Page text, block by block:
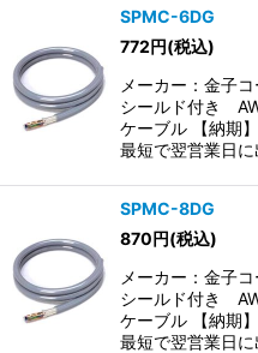
SPMC-6DG
772円(税込)
メーカー：金子
シールド付き
ケーブル 【納期
最短で翌営業日
SPMC-8DG
870円(税込)
メーカー：金子
シールド付き
ケーブル 【納期
最短で翌営業日